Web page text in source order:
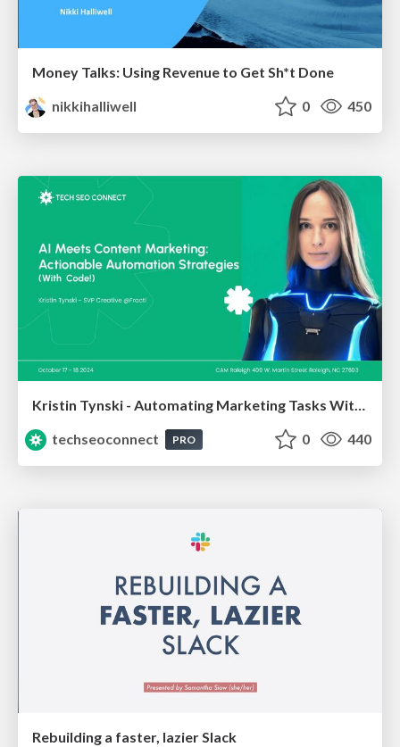
Money Talks: Using Revenue to Get Sh*t Done
nikkihalliwell
0 450
techseoconnect
PRO 0 440
Rebuilding a faster, lazier Slack